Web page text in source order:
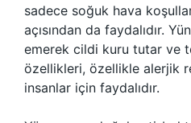
sadece soğuk hava
açısından da faydalıdır.
emerek cildi kuru tutar ve
özellikleri, özellikle alerjik
insanlar için faydalıdır.